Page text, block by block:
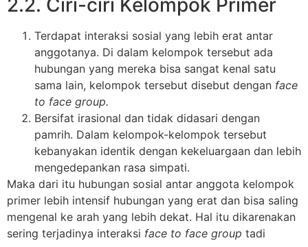
Terdapat interaksi sosial yang lebih erat antar
anggotanya. Di dalam kelompok tersebut ada
hubungan yang mereka bisa sangat kenal satu
sama lain, kelompok tersebut disebut dengan face
to face group.
Bersifat irasional dan tidak didasari dengan
pamrih. Dalam kelompok-kelompok tersebut
kebanyakan identik dengan kekeluargaan dan lebih
mengedepankan rasa simpati.
Maka dari itu hubungan sosial antar anggota kelompok
primer lebih intensif hubungan yang erat dan bisa saling
mengenal ke arah yang lebih dekat. Hal itu dikarenakan
sering terjadinya interaksi face to face group tadi